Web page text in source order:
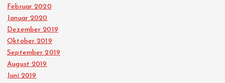
Februar 2020
Januar 2020
Dezember 2019
Oktober 2019
September 2019
August 2019
Juni 2019